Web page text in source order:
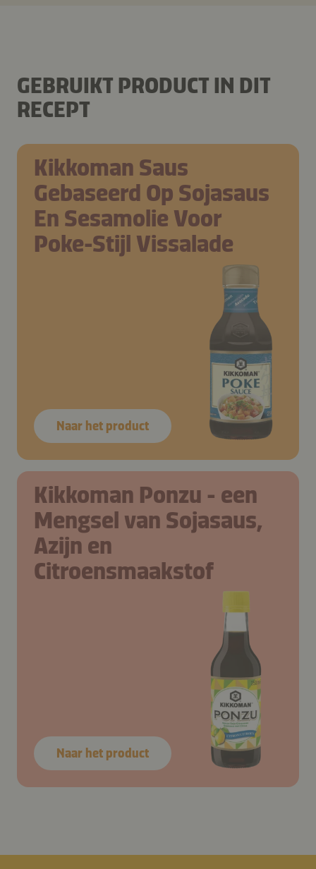
GEBRUIKT PRODUCT IN DIT
RECEPT
Kikkoman Saus
Gebaseerd Op Sojasaus
En Sesamolie Voor
Poke-Stijl Vissalade
Naar het product
Kikkoman Ponzu - een
Mengsel van Sojasaus,
Azijn en
Citroensmaakstof
Naar het product